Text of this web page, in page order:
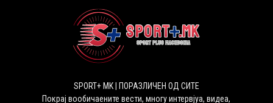
SPORT+ MK | ПОРАЗЛИЧЕН ОД СИТЕ
Покрај вообичаените вести, многу интервјуа, видеа,